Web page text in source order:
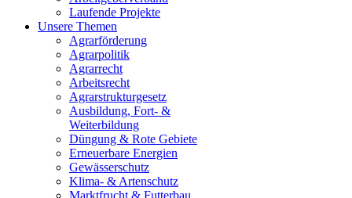
Laufende Projekte
Unsere Themen
Agrarförderung
Agrarpolitik
Agrarrecht
Arbeitsrecht
Agrarstrukturgesetz
Ausbildung, Fort- &
Weiterbildung
Düngung & Rote Gebiete
Erneuerbare Energien
Gewässerschutz
Klima- & Artenschutz